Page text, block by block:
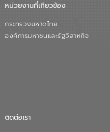
ดุลทางเศรษฐกิจและสิ่งแวดล้อมได้อย่าง
คเอกชนในครั้งนี้ นับเป็นก้าวสำคัญของ
ค์การจัดการน้ำเสีย (อจน.) ในการร่วมวาง
หน่วยงานที่เกียวข้อง
กระทรวงมหาดไทย
องค์การมหาชนและรัฐวิสาหกิจ
ติดต่อเรา